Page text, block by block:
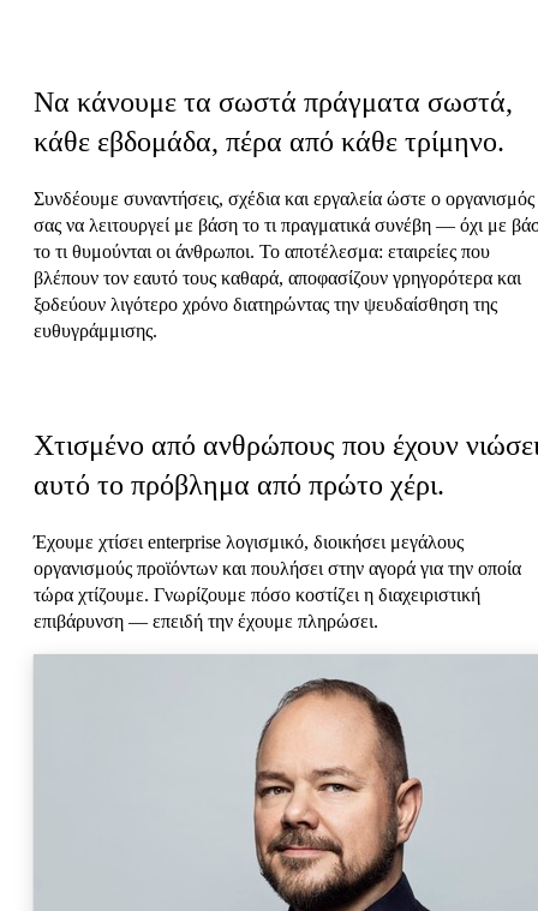
Να κάνουμε τα σωστά πράγματα σωστά,
κάθε εβδομάδα, πέρα από κάθε τρίμηνο.
Συνδέουμε συναντήσεις, σχέδια και εργαλεία ώστε ο οργανισμός
σας να λειτουργεί με βάση το τι πραγματικά συνέβη — όχι με
το τι θυμούνται οι άνθρωποι. Το αποτέλεσμα: εταιρείες που
βλέπουν τον εαυτό τους καθαρά, αποφασίζουν γρηγορότερα και
ξοδεύουν λιγότερο χρόνο διατηρώντας την ψευδαίσθηση της
ευθυγράμμισης.
Χτισμένο από ανθρώπους που έχουν
αυτό το πρόβλημα από πρώτο χέρι.
Έχουμε χτίσει enterprise λογισμικό, διοικήσει μεγάλους
οργανισμούς προϊόντων και πουλήσει στην αγορά για την οποία
τώρα χτίζουμε. Γνωρίζουμε πόσο κοστίζει η διαχειριστική
επιβάρυνση — επειδή την έχουμε πληρώσει.